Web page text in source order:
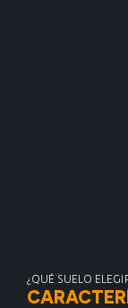
¿QUÉ SUELO